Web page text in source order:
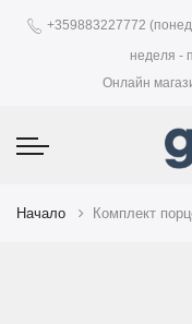
+359883227772
неделя -
Онлайн
Начало Комплект